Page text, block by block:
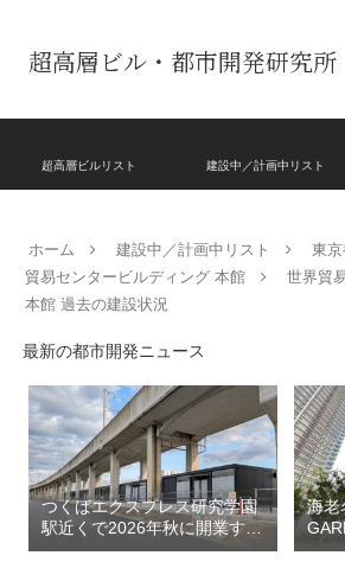
超高層ビル・都市開発研究所
超高層ビルリスト 建設中／計画中リスト
ホーム 建設中／計画中リスト 東
貿易センタービルディング 本館
世界貿
本館 過去の建設状況
最新の都市開発ニュース
つくばエクスプレス研究学園
駅近くで2026年秋に開業する
高架下商業施設「寿横
海老
ズ）